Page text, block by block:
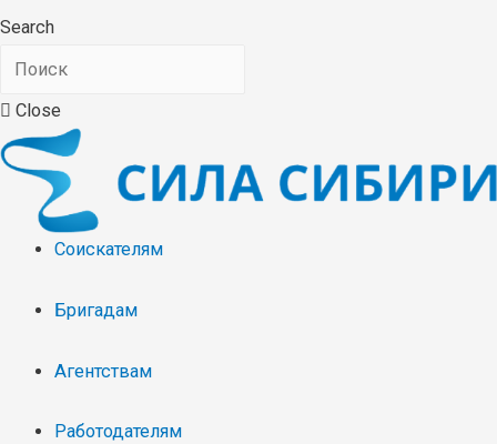
Search
Close
Соискателям
Бригадам
Агентствам
Работодателям